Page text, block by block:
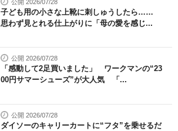
公開 2026/07/28
子ども用の小さな上靴に刺しゅうしたら……
思わず見とれる仕上がりに「母の愛を感じ...
公開 2026/07/28
「感動して2足買いました」 ワークマンの“23
00円サマーシューズ”が大人気 「...
公開 2026/07/28
ダイソーのキャリーカートに“フタ”を乗せるだ